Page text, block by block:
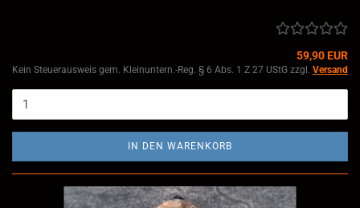
59,90 EUR
Kein Steuerausweis gem. Kleinuntern.-Reg. § 6 Abs. 1 Z 27 UStG zzgl. Versand
IN DEN WARENKORB